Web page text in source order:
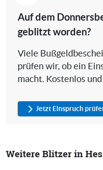
Auf dem
geblitzt worden?
Viele
prüfen wir, ob ein
macht. Kostenlos
Jetzt Einspruch
Weitere Blitzer in